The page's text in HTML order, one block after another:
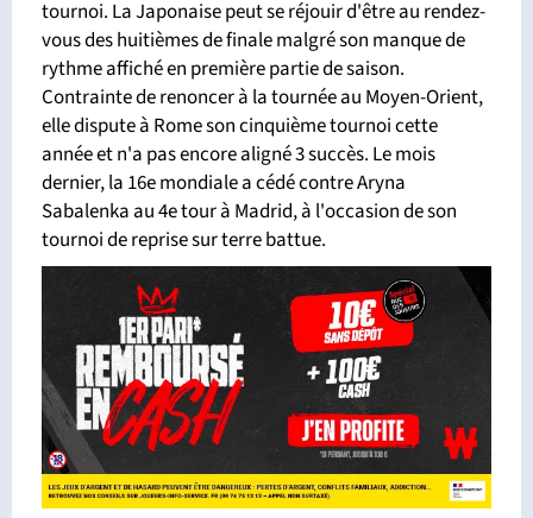
tournoi. La Japonaise peut se réjouir d'être au rendez-
vous des huitièmes de finale malgré son manque de
rythme affiché en première partie de saison.
Contrainte de renoncer à la tournée au Moyen-Orient,
elle dispute à Rome son cinquième tournoi cette
année et n'a pas encore aligné 3 succès. Le mois
dernier, la 16e mondiale a cédé contre Aryna
Sabalenka au 4e tour à Madrid, à l'occasion de son
tournoi de reprise sur terre battue.